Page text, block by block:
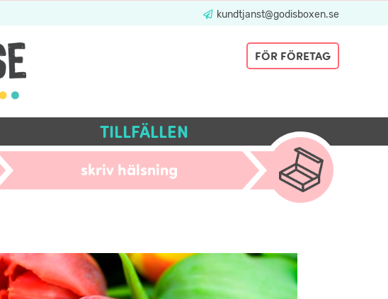
kundtjanst@godisboxen.se
FÖR FÖRETAG
TILLFÄLLEN
skriv hälsning